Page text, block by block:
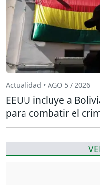
Actualidad • AGO 5 / 2026
EEUU incluye a
para combatir el